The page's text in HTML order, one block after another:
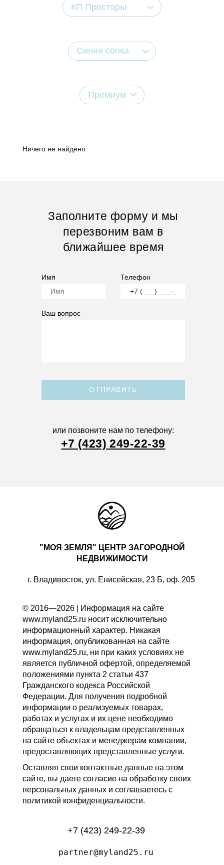
КП Просторы
Синяя сопка
Премиум
Ничего не найдено
Заполните форму и мы
перезвоним вам в
ближайшее время
Имя Телефон
Ваш вопрос
ОТПРАВИТЬ
или позвоните нам по телефону:
+7 (423) 249-22-39
"МОЯ ЗЕМЛЯ" ЦЕНТР ЗАГОРОДНОЙ
НЕДВИЖИМОСТИ
г. Владивосток, ул. Енисейская, 23 Б, оф. 205
© 2016—2026 | Информация на сайте
www.myland25.ru носит исключительно
информационный характер. Никакая
информация, опубликованная на сайте
www.myland25.ru, ни при каких условиях не
является публичной офертой, определяемой
положениями пункта 2 статьи 437
Гражданского кодекса Российской
Федерации. Для получения подробной
информации о реализуемых товарах,
работах и услугах и их цене необходимо
обращаться к владельцам представленных
на сайте объектах и менеджерам компании,
предоставляющих представленные услуги.
Оставляя свои контактные данные на этом
сайте, вы даете согласие на обработку своих
персональных данных и соглашаетесь с
политикой конфиденциальности.
+7 (423) 249-22-39
partner@myland25.ru